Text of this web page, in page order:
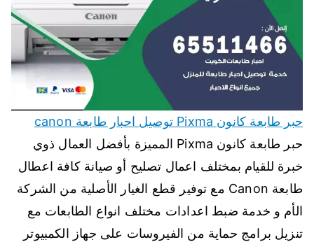
حبر طابعة كانون Pixma توصيل احبار طابعة canon
حبر طابعة كانون Pixma المميزة بأفضل العمال ذوي
خبرة للقيام بمختلف اعمال تصليح أو صيانة كافة اعطال
طابعة Canon مع توفير قطع الغيار الأصلية من الشركة
الأم و خدمة ضبط اعدادات مختلف انواع الطابعات مع
تنزيل برامج حماية من الفيروسات على جهاز الكمبيوتر